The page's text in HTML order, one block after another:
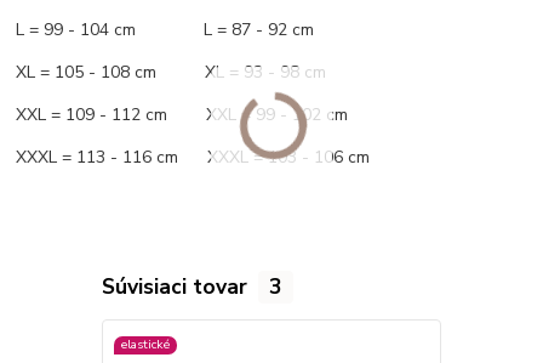
L = 99 - 104 cm L = 87 - 92 cm
XL = 105 - 108 cm XL = 93 - 98 cm
XXL = 109 - 112 cm XXL = 99 - 102 cm
XXXL = 113 - 116 cm XXXL = 103 - 106 cm
Súvisiaci tovar 3
elastické